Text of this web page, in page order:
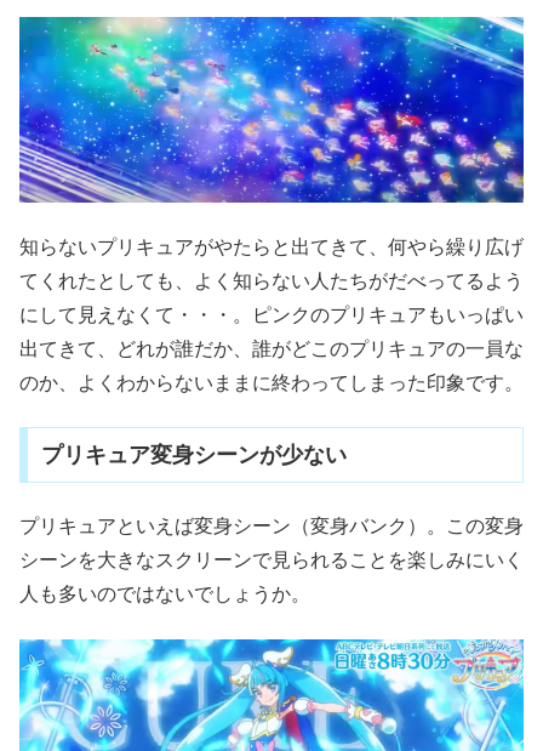
知らないプリキュアがやたらと出てきて、何やら繰り広げ
てくれたとしても、よく知らない人たちがだべってるよう
にして見えなくて・・・。ピンクのプリキュアもいっぱい
出てきて、どれが誰だか、誰がどこのプリキュアの一員な
のか、よくわからないままに終わってしまった印象です。
プリキュア変身シーンが少ない
プリキュアといえば変身シーン（変身バンク）。この変身
シーンを大きなスクリーンで見られることを楽しみにいく
人も多いのではないでしょうか。